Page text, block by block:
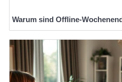
Warum sind Offline-